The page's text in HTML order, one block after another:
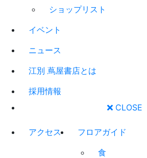
ショップリスト
イベント
ニュース
江別 蔦屋書店とは
採用情報
CLOSE
アクセス
フロアガイド
食